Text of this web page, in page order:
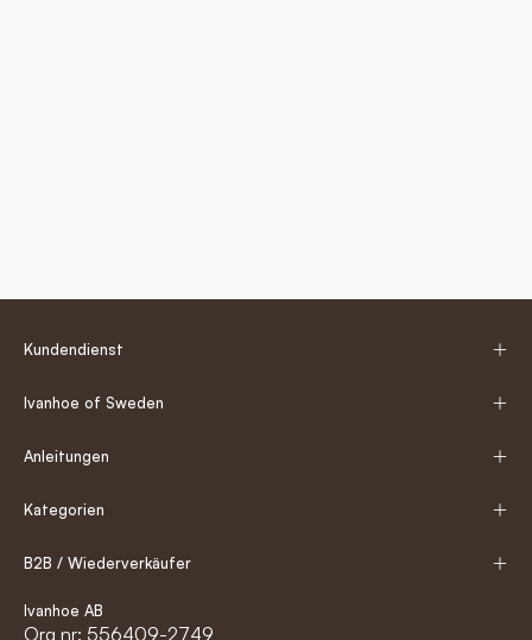
Kundendienst
Ivanhoe of Sweden
Anleitungen
Kategorien
B2B / Wiederverkäufer
Ivanhoe AB
Org nr: 556409-2749